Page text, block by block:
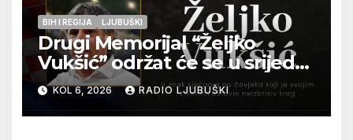
BIH I REGIJA LJUBUŠKI
Drugi Memorijal “Željko
Vukšić” održat će se u srijedu
12. kolovoza u Otoku
KOL 6, 2026 RADIO LJUBUŠKI